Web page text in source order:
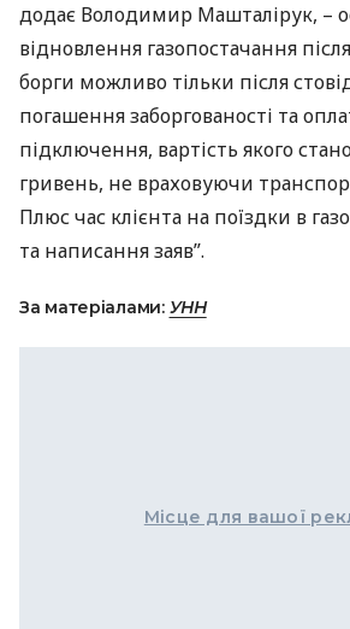
додає Володимир Машталірук, –
відновлення газопостачання
борги можливо тільки після
погашення заборгованості та
підключення, вартість якого
гривень, не враховуючи
Плюс час клієнта на поїздки в
та написання заяв”.
За матеріалами: УНН
Місце для вашої